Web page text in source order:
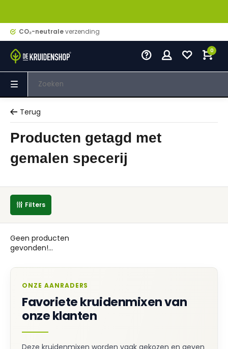
CO₂-neutraleverzending
0
Terug
Producten getagd met
gemalen specerij
Filters
Geen producten
gevonden!...
ONZE AANRADERS
Favoriete kruidenmixen van
onze klanten
Deze kruidenmixen worden vaak gekozen en geven